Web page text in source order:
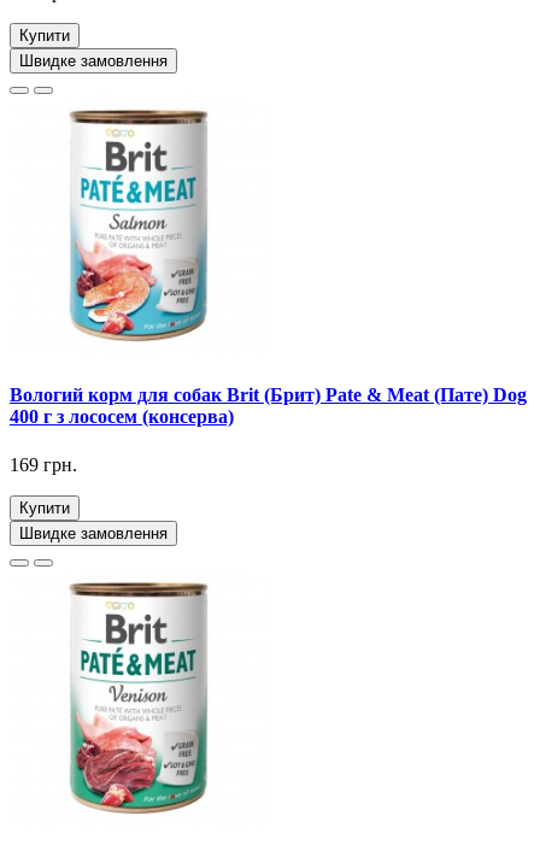
Купити
Швидке замовлення
Вологий корм для собак Brit (Брит) Pate & Meat (Пате) Dog
400 г з лососем (консерва)
169 грн.
Купити
Швидке замовлення